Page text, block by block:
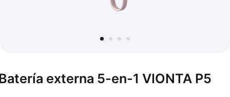
externa 5-en-1 VIONTA P5